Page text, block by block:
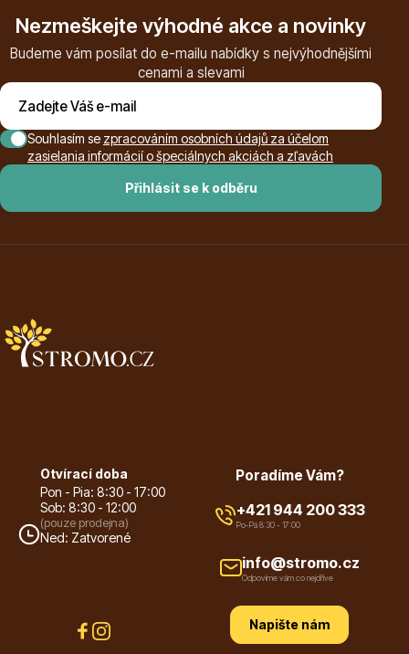
Popínavé rostliny
Nezmeškejte výhodné akce a novinky
Budeme vám posílat do e-mailu nabídky s nejvýhodnějšími
cenami a slevami
Přihlásit se k odběru
Souhlasím se zpracováním osobních údajů za účelom
zasielania informácií o špeciálnych akciách a zľavách
Otvírací doba
Pon - Pia: 8:30 - 17:00
Sob: 8:30 - 12:00
(pouze prodejna)
Ned: Zatvorené
Poradíme Vám?
+421 944 200 333
Po-Pá 8:30 - 17:00
info@stromo.cz
Odpovíme vám co nejdříve
Napište nám